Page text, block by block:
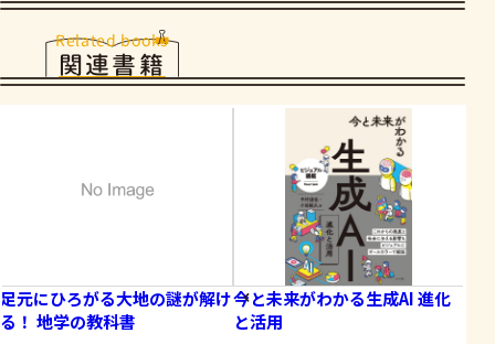
Related books
関連書籍
足元にひろがる大地の謎が解け
る！ 地学の教科書
今と未来がわかる生成AI 進化
と活用